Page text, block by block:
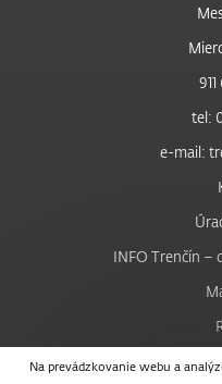
Na prevádzkovanie webu a
tel:
e-mail:
INFO Trenčín –